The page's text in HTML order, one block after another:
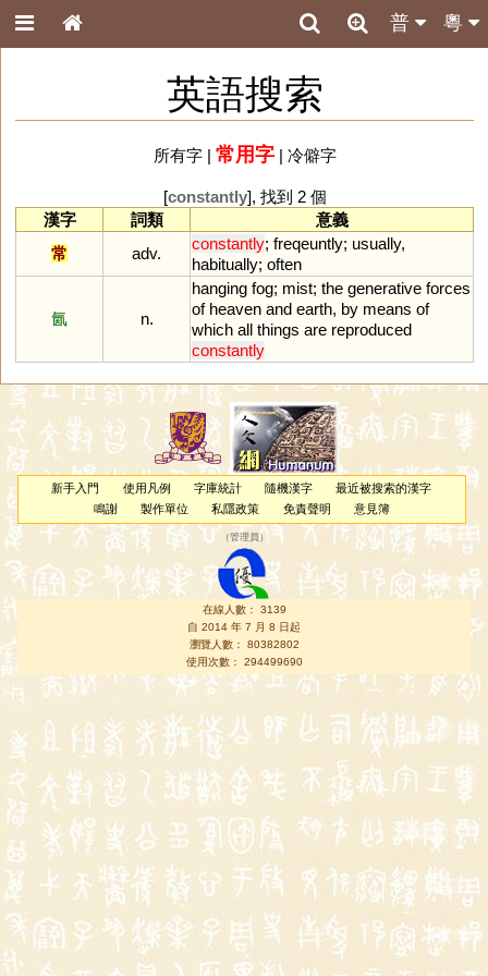
粵
普
英語搜索
所有字| 常用字| 冷僻字
[constantly], 找到 2 個
漢字
詞類
意義
常
adv.
constantly; freqeuntly; usually,
habitually; often
氤 n.
hanging fog; mist; the generative forces
of heaven and earth, by means of
which all things are reproduced
constantly
新手入門 使用凡例 字庫統計 隨機漢字
最近被搜索的漢字
鳴謝
製作單位 私隱政策 免責聲明 意見簿
（管理員 ）
在線人數： 3139
自 2014 年 7 月 8 日起
瀏覽人數： 80382802
使用次數： 294499690